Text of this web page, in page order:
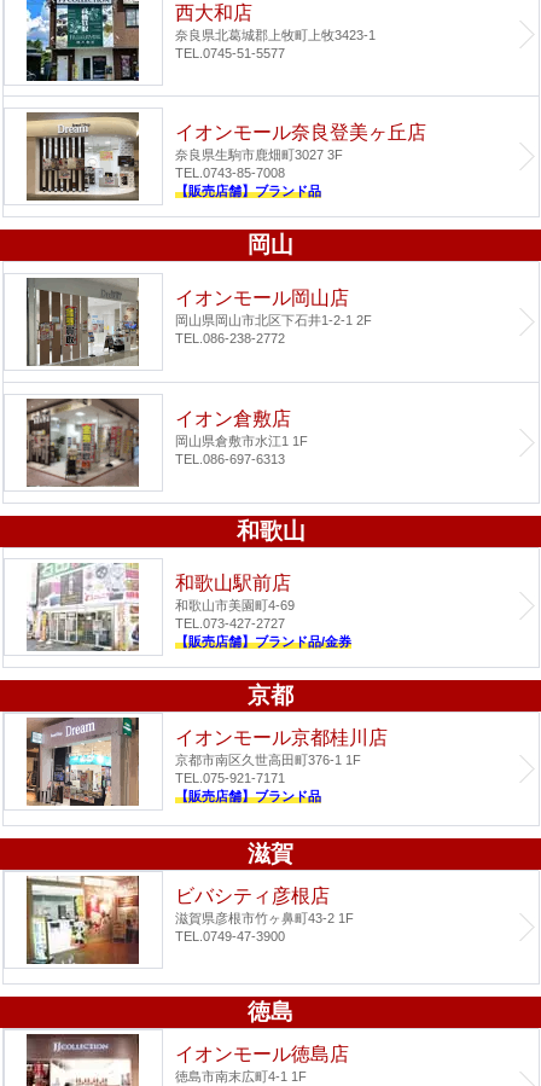
西大和店
奈良県北葛城郡上牧町上牧3423-1
TEL.0745-51-5577
イオンモール奈良登美ヶ丘店
奈良県生駒市鹿畑町3027 3F
TEL.0743-85-7008
【販売店舗】ブランド品
岡山
イオンモール岡山店
岡山県岡山市北区下石井1-2-1 2F
TEL.086-238-2772
イオン倉敷店
岡山県倉敷市水江1 1F
TEL.086-697-6313
和歌山
和歌山駅前店
和歌山市美園町4-69
TEL.073-427-2727
【販売店舗】ブランド品/金券
京都
イオンモール京都桂川店
京都市南区久世高田町376-1 1F
TEL.075-921-7171
【販売店舗】ブランド品
滋賀
ビバシティ彦根店
滋賀県彦根市竹ヶ鼻町43-2 1F
TEL.0749-47-3900
徳島
イオンモール徳島店
徳島市南末広町4-1 1F